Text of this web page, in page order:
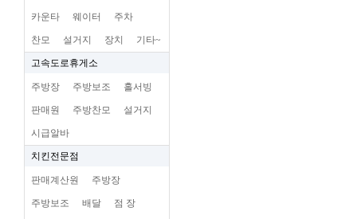
카운타 웨이터 주차
찬모 설거지 장치 기타~
고속도로휴게소
주방장 주방보조 홀서빙
판매원 주방찬모 설거지
시급알바
치킨전문점
판매계산원 주방장
주방보조 배달 점 장